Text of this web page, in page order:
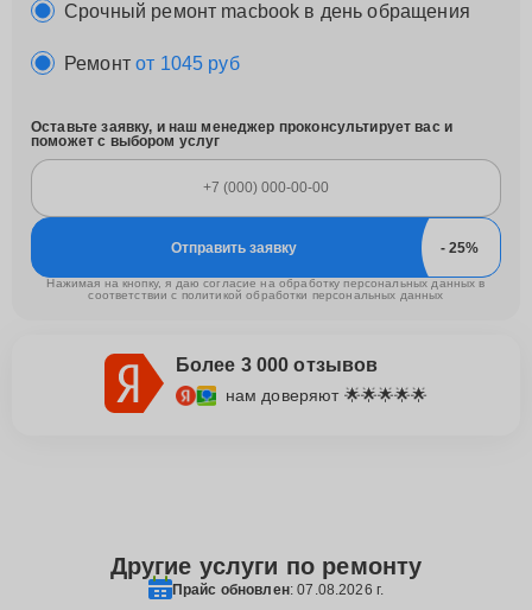
Срочный ремонт macbook в день обращения
Ремонтот 1045 руб
Оставьте заявку, и наш менеджер проконсультирует вас и
поможет с выбором услуг
Отправить заявку
Нажимая на кнопку, я даю согласие на обработку персональных данных в
соответствии с политикой обработки персональных данных
Более 3 000 отзывов
нам доверяют 🌟🌟🌟🌟🌟
Другие услуги по ремонту
Прайс обновлен: 07.08.2026 г.